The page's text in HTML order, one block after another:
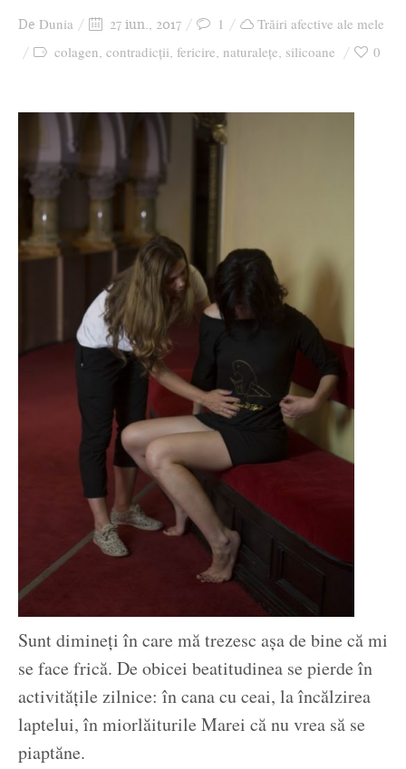
De Dunia 27 iun., 2017 1
Trăiri afective ale mele
colagen, contradicţii, fericire, naturalețe, silicoane 0
Sunt dimineți în care mă trezesc așa de bine că mi
se face frică. De obicei beatitudinea se pierde în
activitățile zilnice: în cana cu ceai, la încălzirea
laptelui, în miorlăiturile Marei că nu vrea să se
piaptăne.